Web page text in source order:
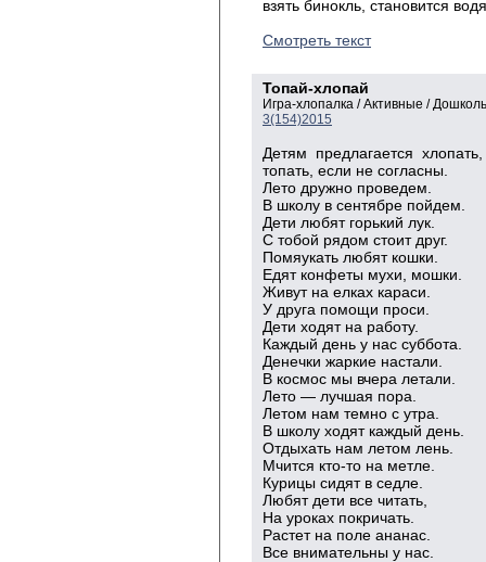
взять бинокль, становится
Смотреть текст
Топай-хлопай
Игра-хлопалка / Активные /
3(154)2015
Детям предлагается
топать, если не согласны.
Лето дружно проведем.
В школу в сентябре пойдем.
Дети любят горький лук.
С тобой рядом стоит друг.
Помяукать любят кошки.
Едят конфеты мухи, мошки.
Живут на елках караси.
У друга помощи проси.
Дети ходят на работу.
Каждый день у нас суббота.
Денечки жаркие настали.
В космос мы вчера летали.
Лето — лучшая пора.
Летом нам темно с утра.
В школу ходят каждый день.
Отдыхать нам летом лень.
Мчится кто-то на метле.
Курицы сидят в седле.
Любят дети все читать,
На уроках покричать.
Растет на поле ананас.
Все внимательны у нас.